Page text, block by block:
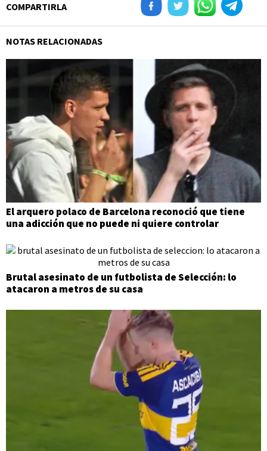
COMPARTIRLA
NOTAS RELACIONADAS
El arquero polaco de Barcelona reconoció que tiene
una adicción que no puede ni quiere controlar
Brutal asesinato de un futbolista de Selección: lo
atacaron a metros de su casa